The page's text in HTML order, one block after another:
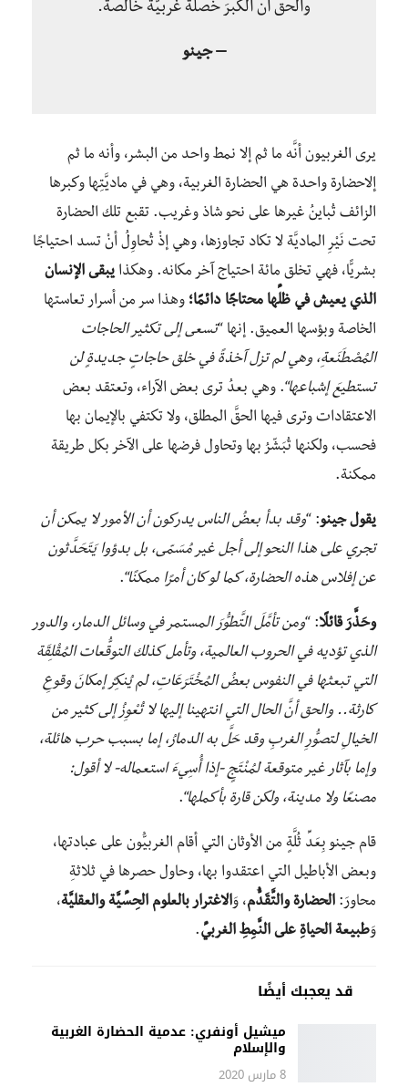
والحق أنَّ الكبرَ خصلة غربيَّة خالصة.
– جينو
يرى الغربيون أنَّه ما ثم إلا نمط واحد من البشر، وأنه ما ثم
إلاحضارة واحدة هي الحضارة الغربية، وهي في ماديَّتِها وكبرها
الزائف تُباينُ غيرها على نحو شاذ وغريب. تقبع تلك الحضارة
تحت نَيْرِ الماديَّة لا تكاد تجاوزها، وهي إذْ تُحاوِلُ أنْ تسد احتياجًا
بشريًّا، فهي تخلق مائة احتياج آخر مكانه. وهكذايبقى الإنسان
الذي يعيش في ظلِّها محتاجًا دائمًا؛ وهذا سر من أسرار تعاستها
الخاصة وبؤسها العميق. إنها “تسعى إلى تكثير الحاجات
المُصْطَنَعةِ، وهي لم تزل آخذةً في خلق حاجاتٍ جديدةٍ لن
تستطيعَ إشباعها“. وهي بعدُ ترى بعض الآراء، وتعتقد بعض
الاعتقادات وترى فيها الحقَّ المطلق، ولا تكتفي بالإيمان بها
فحسب، ولكنها تُبَشّرُ بها وتحاول فرضها على الآخر بكل طريقة
ممكنة.
يقول جينو: “وقد بدأ بعضُ الناس يدركون أن الأمور لا يمكن أن
تجري على هذا النحو إلى أجل غير مُسَمّى، بل بدؤوا يَتَحَدَّثون
عن إفلاس هذه الحضارة، كما لو كان أمرًا ممكنًا“.
وحَذَّرَ قائلًا: “ومن تأمَّلَ التَّطوُّرَ المستمر في وسائل الدمار، والدور
الذي تؤديه في الحروب العالمية، وتأمل كذلك التوقُّعات المُقْلِقَة
التي تبعثها في النفوس بعضُ المُخْتَرَعَاتِ، لم يُنكِرْ إمكانَ وقوعِ
كارثة.. والحق أنَّ الحال التي انتهينا إليها لا تُعْوِزُ إلى كثير من
الخيالِ لتصوُّرِ الغربِ وقد حَلَّ به الدمارُ، إما بسبب حرب هائلة،
وإما بآثار غير متوقعة لمُنْتَجٍ -إذا أُسِيءَ استعماله- لا أقول:
مصنعًا ولا مدينة، ولكن قارة بأكملها“.
قام جينو بِعَدِّ ثُلَّةٍ من الأوثان التي أقام الغربيُّون على عبادتها،
وبعض الأباطيل التي اعتقدوا بها، وحاول حصرها في ثلاثةِ
محاورَ: الحضارة والتَّقَدُّم، وَالاغترار بالعلوم الحِسِّيَّة والعقليَّة،
وَطبيعة الحياةِ على النَّمِطِ الغربيِّ.
قد يعجبك أيضًا
ميشيل أونفري: عدمية الحضارة الغربية
والإسلام
8 مارس 2020